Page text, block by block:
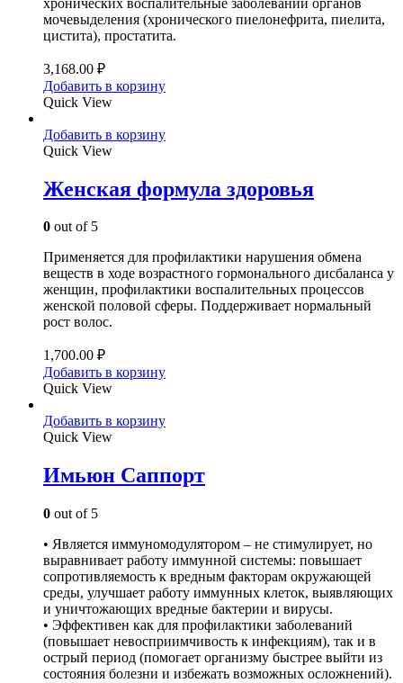
мочевыделения (хронического пиелонефрита, пиелита,
цистита), простатита.
3,168.00 ₽
Добавить в корзину
Quick View
Добавить в корзину
Quick View
Женская формула здоровья
0 out of 5
Применяется для профилактики нарушения обмена
веществ в ходе возрастного гормонального дисбаланса у
женщин, профилактики воспалительных процессов
женской половой сферы. Поддерживает нормальный
рост волос.
1,700.00 ₽
Добавить в корзину
Quick View
Добавить в корзину
Quick View
Имьюн Саппорт
0 out of 5
• Является иммуномодулятором – не стимулирует, но
выравнивает работу иммунной системы: повышает
сопротивляемость к вредным факторам окружающей
среды, улучшает работу иммунных клеток, выявляющих
и уничтожающих вредные бактерии и вирусы.
• Эффективен как для профилактики заболеваний
(повышает невосприимчивость к инфекциям), так и в
острый период (помогает организму быстрее выйти из
состояния болезни и избежать возможных осложнений).